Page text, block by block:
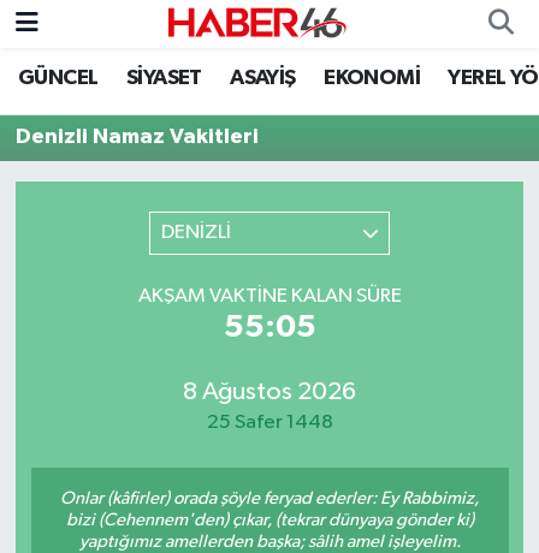
GÜNCEL SİYASET ASAYİŞ EKONOMİ YEREL
Denizli Namaz Vakitleri
DENİZLİ
AKŞAM VAKTINE KALAN SÜRE
55:05
8 Ağustos 2026
25 Safer 1448
Onlar (kâfirler) orada şöyle feryad ederler: Ey Rabbimiz,
bizi (Cehennem'den) çıkar, (tekrar dünyaya gönder ki)
yaptığımız amellerden başka; sâlih amel işleyelim.
GÜNCEL
EKONOMİ
EĞİTİM
Nöbetçi Eczaneler
Kahramanmaraş Namaz Vakitleri
Süper Lig Puan Durumu ve Fikstür
Tüm Manşetler
Haber Arşivi